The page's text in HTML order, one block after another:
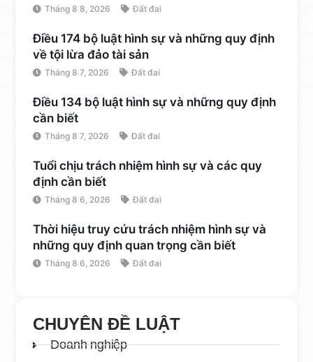
Tháng 8 8, 2026 Đất đai
Điều 174 bộ luật hình sự và những quy định
về tội lừa đảo tài sản
Tháng 8 7, 2026 Đất đai
Điều 134 bộ luật hình sự và những quy định
cần biết
Tháng 8 7, 2026 Đất đai
Tuổi chịu trách nhiệm hình sự và các quy
định cần biết
Tháng 8 6, 2026 Đất đai
Thời hiệu truy cứu trách nhiệm hình sự và
những quy định quan trọng cần biết
Tháng 8 6, 2026 Đất đai
CHUYÊN ĐỀ LUẬT
Doanh nghiệp